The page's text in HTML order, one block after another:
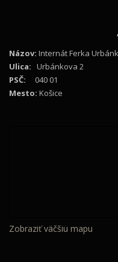
Názov: Internát Ferka
Ulica: Urbánkova 2
PSČ: 040 01
Mesto: Košice
Zobraziť väčšiu mapu